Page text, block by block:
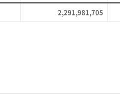
2,291,981,705